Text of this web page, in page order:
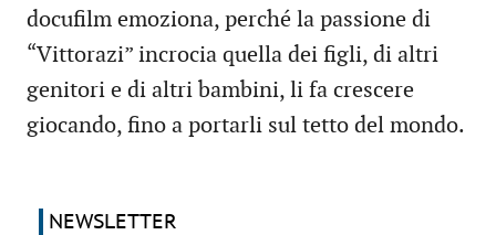
docufilm emoziona, perché la passione di
“Vittorazi” incrocia quella dei figli, di altri
genitori e di altri bambini, li fa crescere
giocando, fino a portarli sul tetto del mondo.
NEWSLETTER